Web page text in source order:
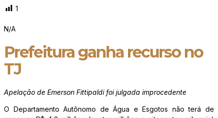
1
N/A
Prefeitura ganha recurso no
TJ
Apelação de Emerson Fittipaldi foi julgada improcedente
O Departamento Autônomo de Água e Esgotos não terá de